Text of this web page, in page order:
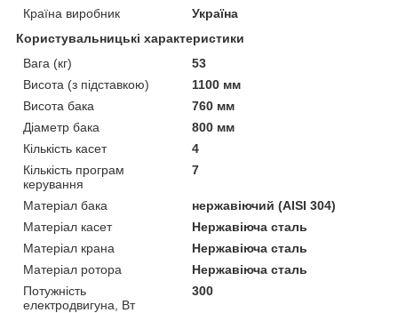
Країна виробник
Україна
Користувальницькі характеристики
Вага (кг)
53
Висота (з підставкою)
1100 мм
Висота бака
760 мм
Діаметр бака
800 мм
Кількість касет
4
Кількість програм
керування
7
Матеріал бака
нержавіючий (AISI 304)
Матеріал касет
Нержавіюча сталь
Матеріал крана
Нержавіюча сталь
Матеріал ротора
Нержавіюча сталь
Потужність
електродвигуна, Вт
300